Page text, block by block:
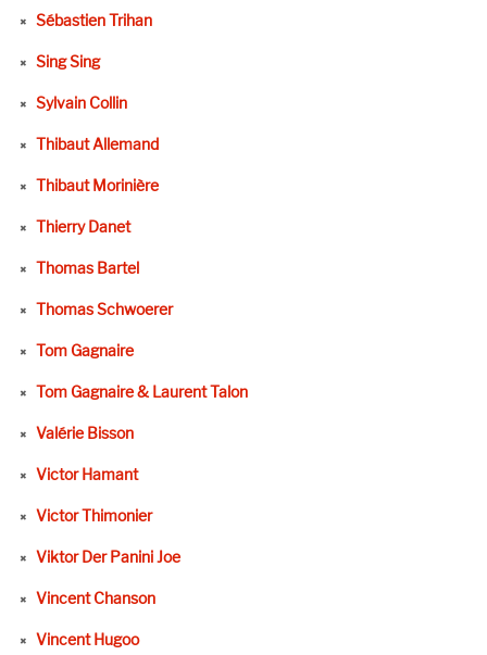
Sébastien Trihan
Sing Sing
Sylvain Collin
Thibaut Allemand
Thibaut Morinière
Thierry Danet
Thomas Bartel
Thomas Schwoerer
Tom Gagnaire
Tom Gagnaire & Laurent Talon
Valérie Bisson
Victor Hamant
Victor Thimonier
Viktor Der Panini Joe
Vincent Chanson
Vincent Hugoo